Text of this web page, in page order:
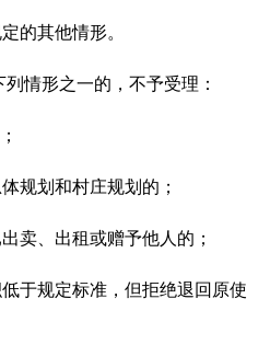
其他情形。
形之一的，不予受理：
划和村庄规划的；
、出租或赠予他人的；
规定标准，但拒绝退回原使